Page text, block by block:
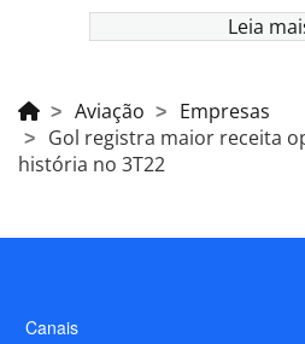
Leia
Aviação
Empresas
Gol registra maior receita
história no 3T22
Canais